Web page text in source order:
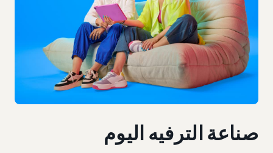
صناعة الترفيه اليوم